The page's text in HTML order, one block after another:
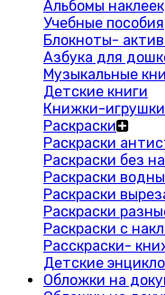
Альбомы
Учебные пособия
Блокноты-
Азбука для
Музыкальные
Детские книги
Книжки-
Раскраски
Раскраски
Раскраски без
Раскраски
Раскраски
Раскраски
Раскраски с
Расскраски-
Детские
Обложки на